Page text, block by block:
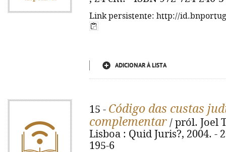
Link persistente: http://
ADICIONAR À LISTA
15 - Código das custas
complementar / pról. Joel
Lisboa : Quid Juris?, 2004. -
195-6